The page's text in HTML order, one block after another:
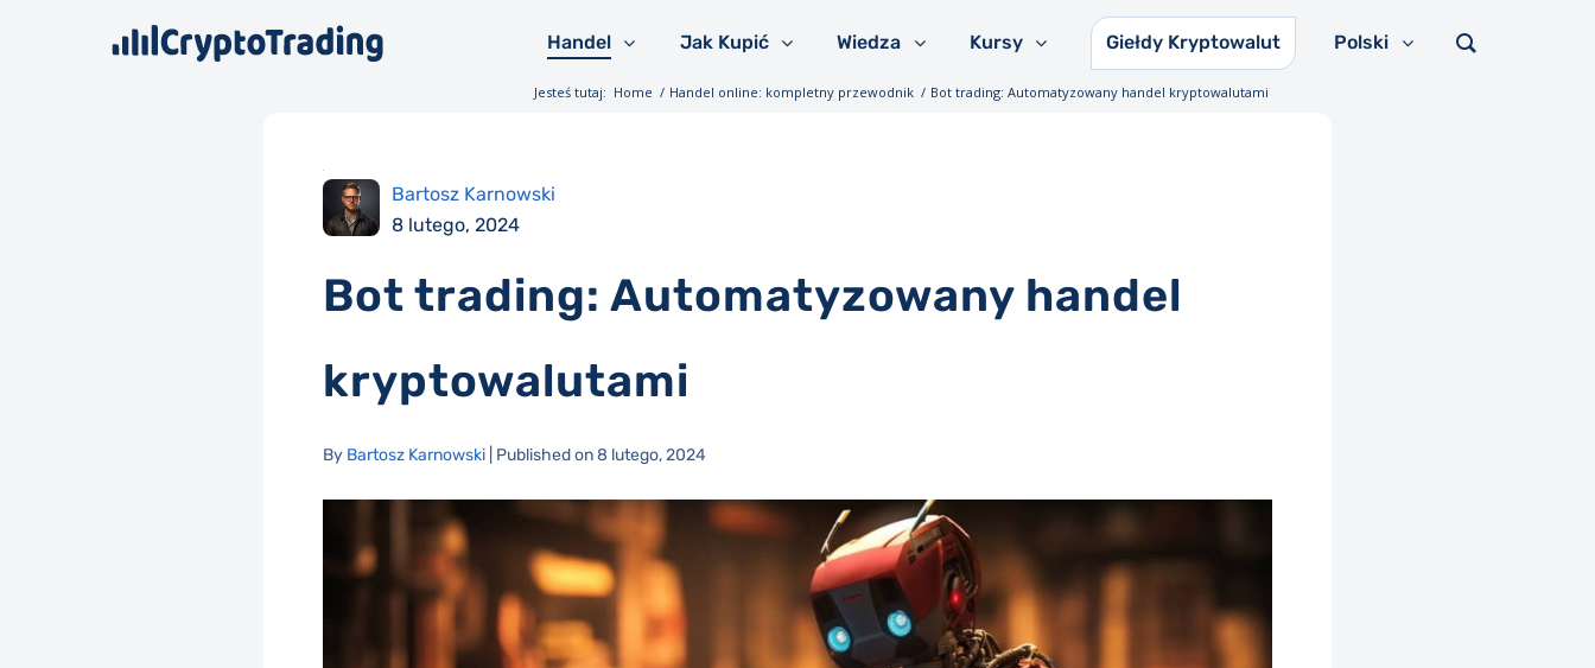
Handel Jak Kupić Wiedza Kursy Giełdy Kryptowalut Polski
Jesteś tutaj: Home / Handel online: kompletny przewodnik / Bot trading: Automatyzowany handel kryptowalutami
Bartosz Karnowski
8 lutego, 2024
Bot trading: Automatyzowany handel
kryptowalutami
By Bartosz Karnowski | Published on 8 lutego, 2024